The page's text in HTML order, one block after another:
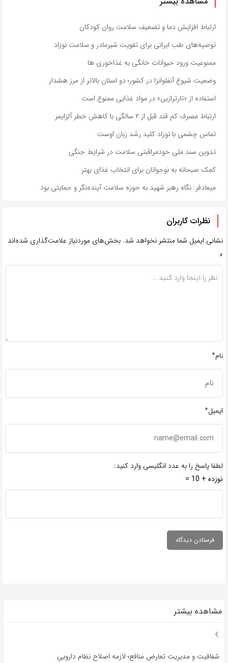
ارتباط افزایش دما و تضعیف سلامت روان کودکان
توصیه‌های طب ایرانی برای تقویت شیرمادر و سلامت نوزاد
ممنوعیت ورود حیوانات خانگی به غذاخوری ها
وضعیت شیوع آنفلوانزا در کشور؛ دو استان بالاتر از مرز هشدار
استفاده از «تارترازین» در مواد غذایی ممنوع است
ارتباط مصرف کم قند قبل از ۲ سالگی با کاهش خطر آلزایمر
تماس چشمی با نوزاد کلید رشد زبان اوست
تدوین سند ملی خودمراقبتی سلامت در شرایط جنگی
کمک صبحانه به نوجوانان برای انتخاب غذای بهتر
میعادفر: نگاه رهبر شهید به حوزه سلامت آینده‌نگر و حمایتی بود
نظرات کاربران
نشانی ایمیل شما منتشر نخواهد شد. بخش‌های موردنیاز علامت‌گذاری شده‌اند
*
نام*
ایمیل*
لطفا پاسخ را به عدد انگلیسی وارد کنید:
نوزده + 10 =
مشاهده بیشتر
شفافیت و مدیریت تعارض منافع؛ لازمه اصلاح نظام دارویی